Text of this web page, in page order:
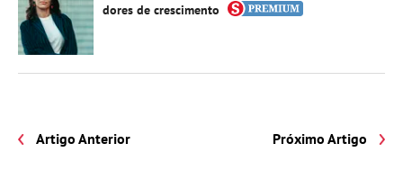
dores de crescimento
Artigo Anterior Próximo Artigo